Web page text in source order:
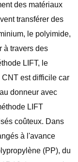
des matériaux
transférer des
le polyimide,
à travers des
LIFT, le
est difficile car
donneur avec
LIFT
coûteux. Dans
à l'avance
(PP), du